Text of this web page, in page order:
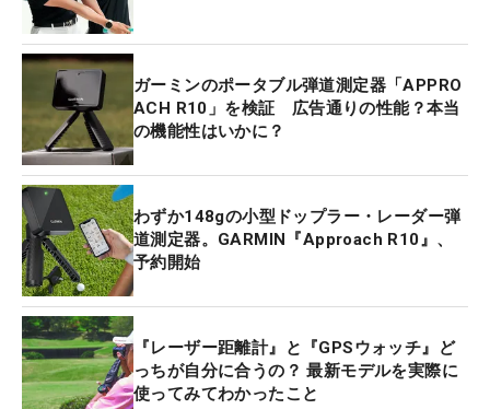
ガーミンのポータブル弾道測定器「APPRO
ACH R10」を検証 広告通りの性能？本当
の機能性はいかに？
わずか148gの小型ドップラー・レーダー弾
道測定器。GARMIN『Approach R10』、
予約開始
『レーザー距離計』と『GPSウォッチ』ど
っちが自分に合うの？ 最新モデルを実際に
使ってみてわかったこと